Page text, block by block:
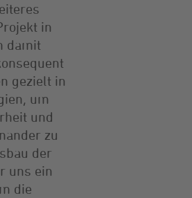
in
damit
gezielt in
um
und
zu
der
uns ein
die